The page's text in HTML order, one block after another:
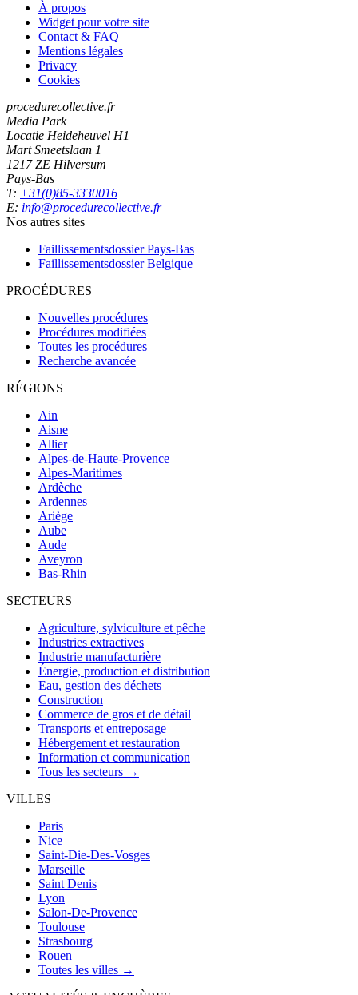
À propos
Widget pour votre site
Contact & FAQ
Mentions légales
Privacy
Cookies
procedurecollective.fr
Media Park
Locatie Heideheuvel H1
Mart Smeetslaan 1
1217 ZE Hilversum
Pays-Bas
T: +31(0)85-3330016
E: info@procedurecollective.fr
Nos autres sites
Faillissementsdossier Pays-Bas
Faillissementsdossier Belgique
PROCÉDURES
Nouvelles procédures
Procédures modifiées
Toutes les procédures
Recherche avancée
RÉGIONS
Ain
Aisne
Allier
Alpes-de-Haute-Provence
Alpes-Maritimes
Ardèche
Ardennes
Ariège
Aube
Aude
Aveyron
Bas-Rhin
SECTEURS
Agriculture, sylviculture et pêche
Industries extractives
Industrie manufacturière
Énergie, production et distribution
Eau, gestion des déchets
Construction
Commerce de gros et de détail
Transports et entreposage
Hébergement et restauration
Information et communication
Tous les secteurs →
VILLES
Paris
Nice
Saint-Die-Des-Vosges
Marseille
Saint Denis
Lyon
Salon-De-Provence
Toulouse
Strasbourg
Rouen
Toutes les villes →